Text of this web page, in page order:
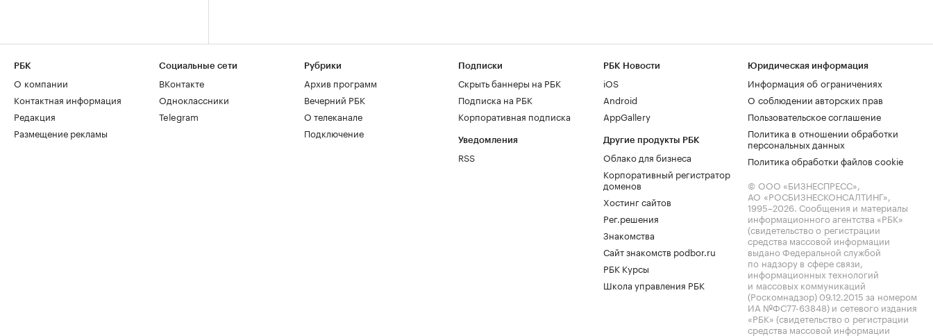
РБК
О компании
Контактная информация
Редакция
Размещение рекламы
Социальные сети
ВКонтакте
Одноклассники
Telegram
Рубрики
Архив программ
Вечерний РБК
О телеканале
Подключение
Подписки
Скрыть баннеры на РБК
Подписка на РБК
Корпоративная подписка
Уведомления
RSS
РБК Новости
iOS
Android
AppGallery
Другие продукты РБК
Облако для бизнеса
Корпоративный регистратор
доменов
Хостинг сайтов
Рег.решения
Знакомства
Сайт знакомств podbor.ru
РБК Курсы
Школа управления РБК
Юридическая информация
Информация об ограничениях
О соблюдении авторских прав
Пользовательское соглашение
Политика в отношении обработки
персональных данных
Политика обработки файлов cookie
© ООО «БИЗНЕСПРЕСС»,
АО «РОСБИЗНЕСКОНСАЛТИНГ»,
1995–2026. Сообщения и материалы
информационного агентства «РБК»
(свидетельство о регистрации
средства массовой информации
выдано Федеральной службой
по надзору в сфере связи,
информационных технологий
и массовых коммуникаций
(Роскомнадзор) 09.12.2015 за номером
ИА №ФС77-63848) и сетевого издания
«РБК» (свидетельство о регистрации
средства массовой информации